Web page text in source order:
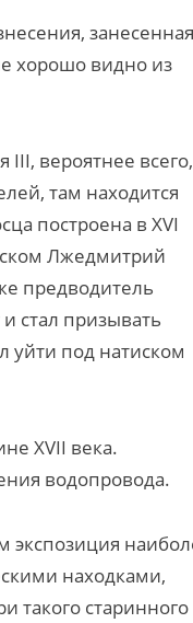
хорошо видно из
вероятнее всего,
там находится
построена в XVI
Лжедмитрий
предводитель
стал призывать
уйти под натиском
XVII века.
водопровода.
находками,
такого старинного